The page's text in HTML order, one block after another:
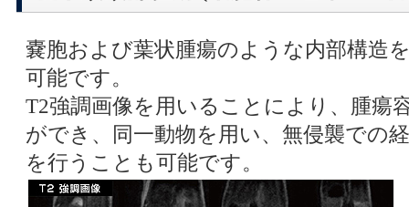
嚢胞および葉状腫瘍のような内部構造
可能です。
T2強調画像を用いることにより、腫瘍
ができ、同一動物を用い、無侵襲での
を行うことも可能です。